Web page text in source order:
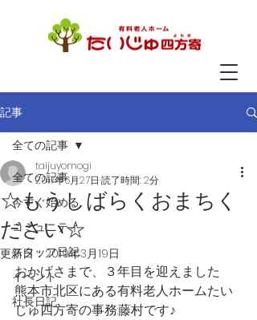
記事
全ての記事
今すぐ始める
コミュニティ
スタッフ日記
イベント
社長日記
全ての記事
☆もうしばらくおまちく
ださい☆
taijuyomogi
2017年6月27日 読了時間: 2分
更新日：2019年3月19日
おかげさまで、３年目を迎えました
熊本市北区にある有料老人ホームたい
じゅ四方寄の事務:藤村です♪